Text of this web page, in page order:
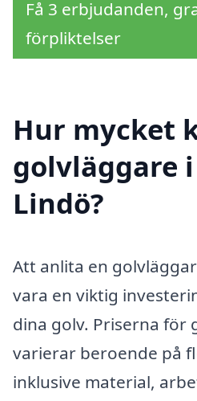
Få 3 erbjudanden,
förpliktelser
Hur mycket
golvläggare
Lindö?
Att anlita en
vara en viktig
dina golv. Priserna för
varierar beroende på
inklusive material,